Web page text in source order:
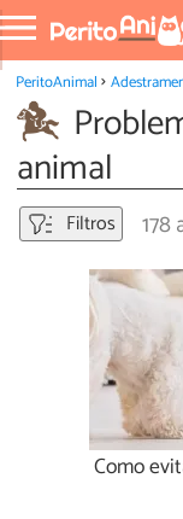
PeritoAnimal
animal
Filtros 178
Como